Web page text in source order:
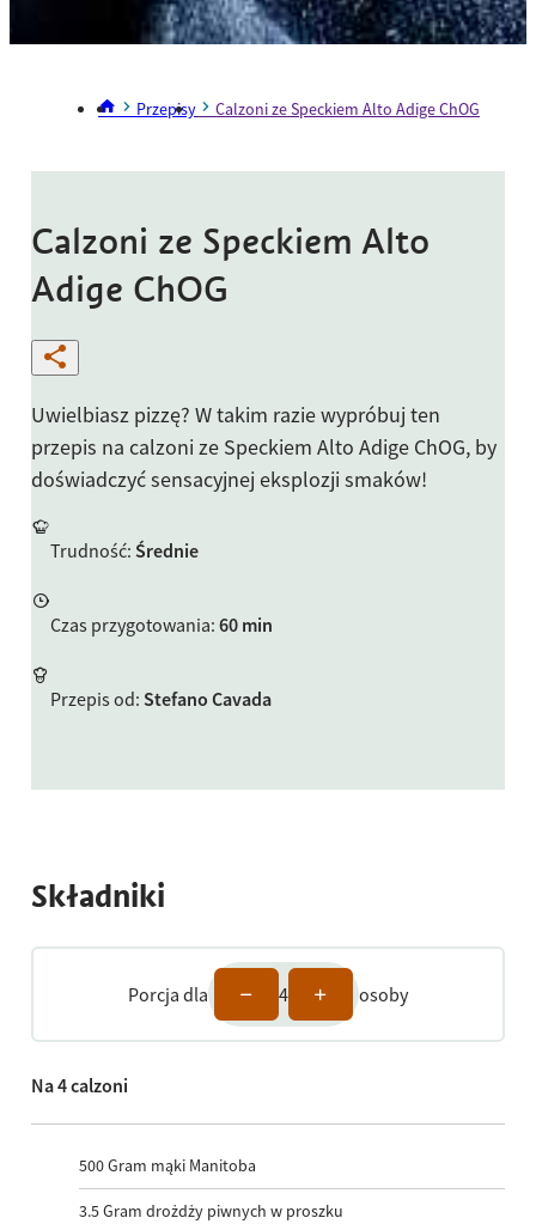
Przepisy Calzoni ze Speckiem Alto Adige ChOG
Calzoni ze Speckiem Alto
Adige ChOG
Uwielbiasz pizzę? W takim razie wypróbuj ten
przepis na calzoni ze Speckiem Alto Adige ChOG, by
doświadczyć sensacyjnej eksplozji smaków!
Trudność: Średnie
Czas przygotowania: 60 min
Przepis od: Stefano Cavada
Składniki
Porcja dla 4 osoby
Na 4 calzoni
500Gram mąki Manitoba
3.5Gram drożdży piwnych w proszku